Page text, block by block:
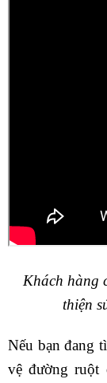
Khách hàng
thiện
Nếu bạn đang
vệ đường ruột